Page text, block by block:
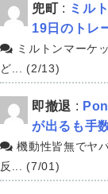
兜町 : ミル
19日のトレ
ミルトンマーケ
ど... (2/13)
即撤退 :
が出るも手
機動性皆無でヤ
反... (7/01)